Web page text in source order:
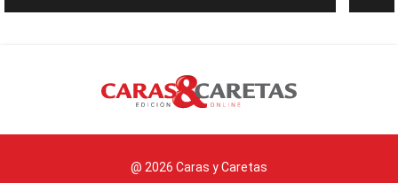
@ 2026 Caras y Caretas